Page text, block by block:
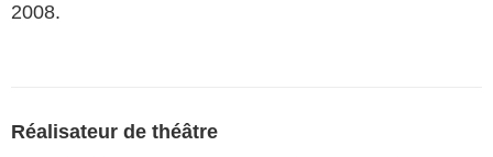
2008.
Réalisateur de théâtre